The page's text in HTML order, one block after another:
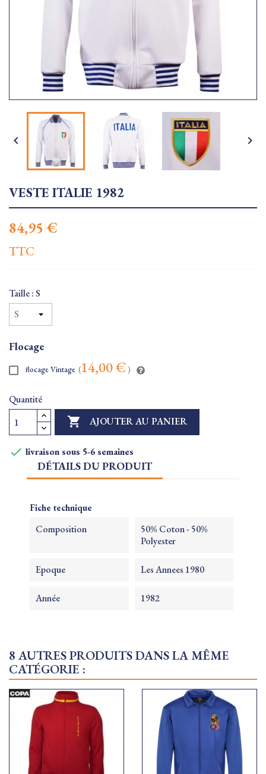
 
VESTE ITALIE 1982
84,95 €
TTC
Taille : S
Flocage
flocage Vintage (14,00 € )
Quantité
 AJOUTER AU PANIER
 livraison sous 5-6 semaines
DÉTAILS DU PRODUIT
Fiche technique
Composition
50% Coton - 50%
Polyester
Epoque Les Annees 1980
Année 1982
8 AUTRES PRODUITS DANS LA MÊME
CATÉGORIE :